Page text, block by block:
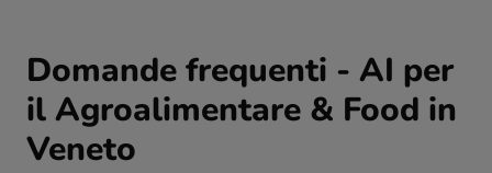
Domande frequenti - AI per
ilAgroalimentare & Food in
Veneto